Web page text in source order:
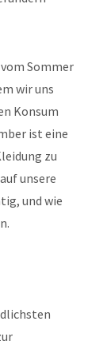
Sommer
wir uns
Konsum
ist eine
zu
unsere
und wie